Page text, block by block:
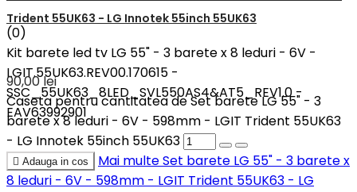
Trident 55UK63 - LG Innotek 55inch 55UK63
(0)
Kit barete led tv LG 55" - 3 barete x 8 leduri - 6V -
LGIT.55UK63.REV00.170615 -
SSC_55UK63_8LED_SVL550AS4&AT5_REV1.0 -
EAV63992901
90,00 lei
Caseta pentru cantitatea de Set barete LG 55" - 3
barete x 8 leduri - 6V - 598mm - LGIT Trident 55UK63
- LG Innotek 55inch 55UK63
 Adauga in cos Mai multeSet barete LG 55" - 3 barete x
8 leduri - 6V - 598mm - LGIT Trident 55UK63 - LG